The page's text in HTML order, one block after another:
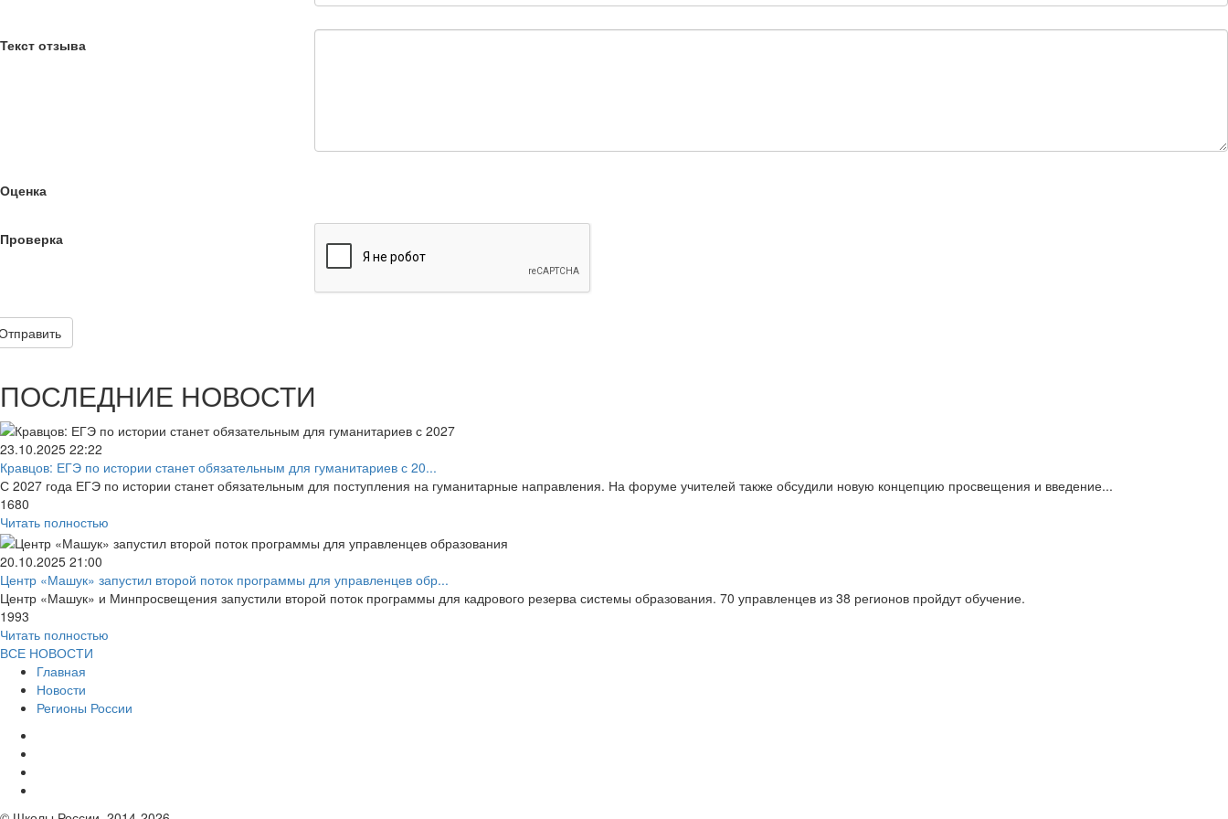
Текст отзыва
Оценка
Проверка
ПОСЛЕДНИЕ НОВОСТИ
23.10.2025 22:22
Кравцов: ЕГЭ по истории станет обязательным для гуманитариев с 20...
С 2027 года ЕГЭ по истории станет обязательным для поступления на гуманитарные направления. На форуме учителей также обсудили новую концепцию просвещения и введение...
1680
Читать полностью
20.10.2025 21:00
Центр «Машук» запустил второй поток программы для управленцев обр...
Центр «Машук» и Минпросвещения запустили второй поток программы для кадрового резерва системы образования. 70 управленцев из 38 регионов пройдут обучение.
1993
Читать полностью
ВСЕ НОВОСТИ
Главная
Новости
Регионы России